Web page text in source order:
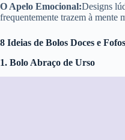
O Apelo Emocional:Designs
frequentemente trazem à mente
8 Ideias de Bolos Doces e
1. Bolo Abraço de Urso